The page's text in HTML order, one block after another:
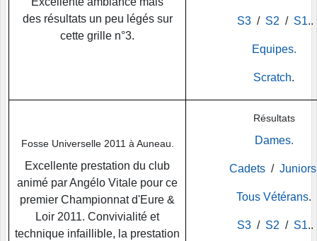
des résultats un peu légés sur
cette grille n°3.
S3 / S2 / S1..
Equipes.
Scratch.
Fosse Universelle 2011 à Auneau.
Excellente prestation du club
animé par Angélo Vitale pour ce
premier Championnat d'Eure &
Loir 2011. Convivialité et
technique infaillible, la prestation
Résultats
Dames.
Cadets/ Juniors
Tous Vétérans.
S3 / S2 / S1..